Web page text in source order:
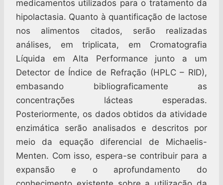
medicamentos utilizados para o tratamento da
hipolactasia. Quanto à quantificação de lactose
nos alimentos citados, serão realizadas
análises, em triplicata, em Cromatografia
Líquida em Alta Performance junto a um
Detector de Índice de Refração (HPLC – RID),
embasando bibliograficamente as
concentrações lácteas esperadas.
Posteriormente, os dados obtidos da atividade
enzimática serão analisados e descritos por
meio da equação diferencial de Michaelis-
Menten. Com isso, espera-se contribuir para a
expansão e o aprofundamento do